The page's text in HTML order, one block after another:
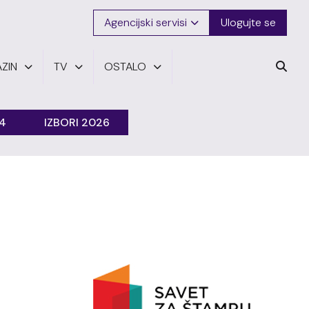
Agencijski servisi Ulogujte se
TV OSTALO
IZBORI 2026